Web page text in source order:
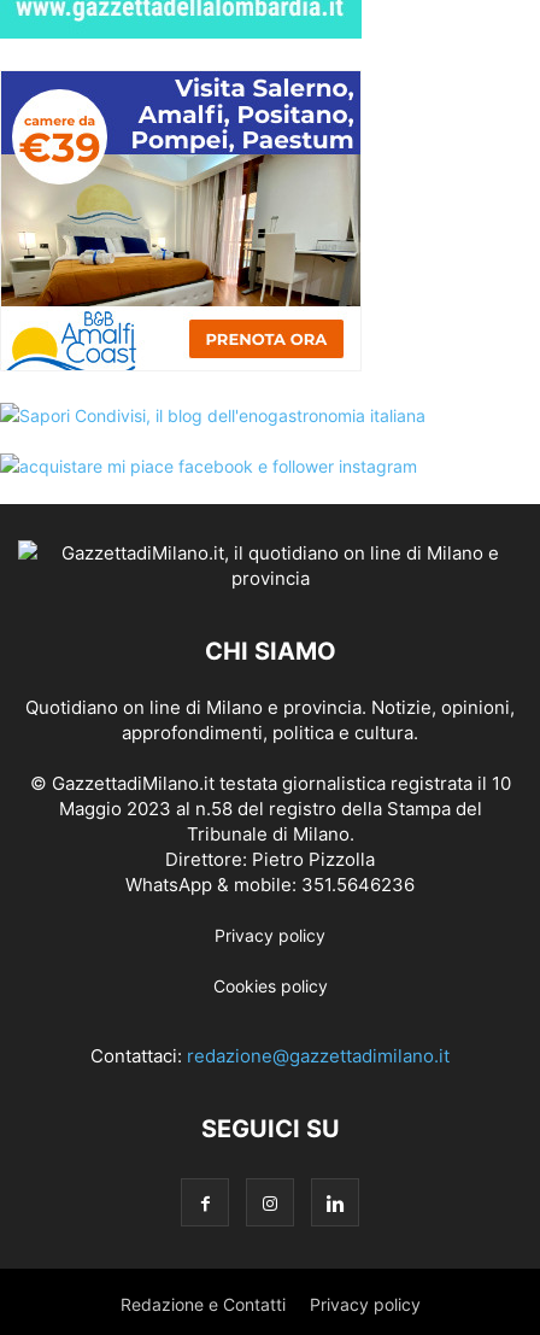
CHI SIAMO
Quotidiano on line di Milano e provincia. Notizie, opinioni,
approfondimenti, politica e cultura.
© GazzettadiMilano.it testata giornalistica registrata il 10
Maggio 2023 al n.58 del registro della Stampa del
Tribunale di Milano.
Direttore: Pietro Pizzolla
WhatsApp & mobile: 351.5646236
Privacy policy
Cookies policy
Contattaci: redazione@gazzettadimilano.it
SEGUICI SU
Redazione e Contatti Privacy policy